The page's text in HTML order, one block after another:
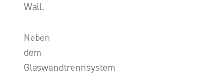
Wall.
Neben
dem
Glaswandtrennsystem